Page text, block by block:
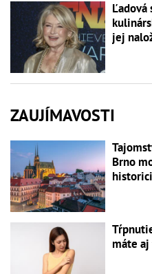
Ľadová
jej
ZAUJÍMAVOSTI
Brno
máte